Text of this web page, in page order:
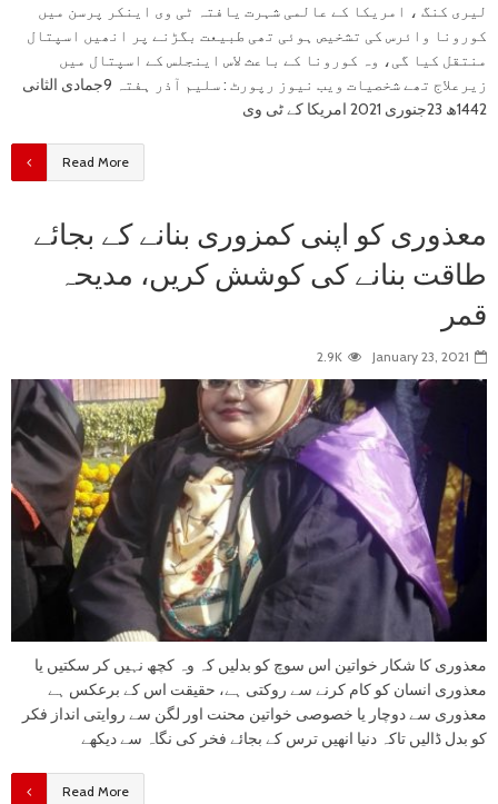
لیری کنگ ، امریکا کے عالمی شہرت یافتہ ٹی وی اینکر پرسن میں
کورونا وائرس کی تشخیص ہوئی تھی طبیعت بگڑنے پر انھیں اسپتال
منتقل کیا گی، وہ کورونا کے باعث لاس اینجلس کے اسپتال میں
زیرعلاج تھے شخصیات ویب نیوز رپورٹ : سلیم آذر ہفتہ 9جمادی الثانی
1442ھ 23جنوری 2021 امریکا کے ٹی وی
Read More
معذوری کو اپنی کمزوری بنانے کے بجائے
طاقت بنانے کی کوشش کریں، مدیحہ
قمر
January 23, 2021
2.9K
معذوری کا شکار خواتین اس سوچ کو بدلیں کہ وہ کچھ نہیں کر سکتیں یا
معذوری انسان کو کام کرنے سے روکتی ہے، حقیقت اس کے برعکس ہے
معذوری سے دوچار یا خصوصی خواتین محنت اور لگن سے روایتی انداز فکر
کو بدل ڈالیں تاکہ دنیا انھیں ترس کے بجائے فخر کی نگاہ سے دیکھے
Read More